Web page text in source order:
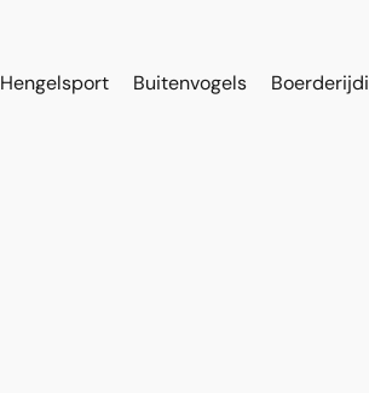
Hengelsport Buitenvogels